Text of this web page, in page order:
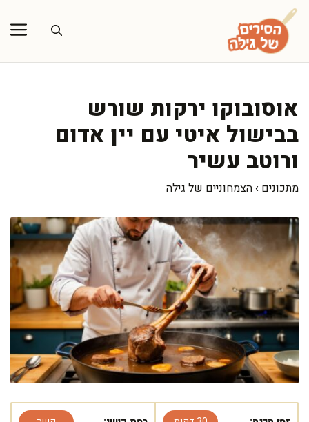
לדלג
לתוכן
אוסובוקו ירקות שורש
בבישול איטי עם יין אדום
ורוטב עשיר
מתכונים › הצמחוניים של גילה